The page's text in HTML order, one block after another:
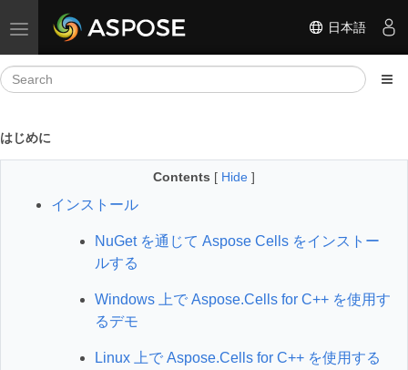
Toggle navigation 日本語
はじめに
Contents [ Hide ]
インストール
NuGet を通じて Aspose Cells をインストー
ルする
Windows 上で Aspose.Cells for C++ を使用す
るデモ
Linux 上で Aspose.Cells for C++ を使用する